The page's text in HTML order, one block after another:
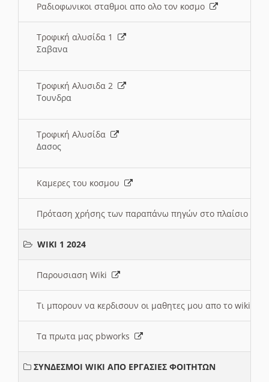
Ραδιοφωνικοι σταθμοι απο ολο τον κοσμο
Τροφική αλυσίδα 1
Σαβανα
Τροφική Αλυσιδα 2
Τουνδρα
Τροφική Αλυσίδα
Δασος
Καμερες του κοσμου
Πρόταση χρήσης των παραπάνω πηγών στο πλαίσιο
WIKI 1 2024
Παρουσιαση Wiki
Τι μπορουν να κερδισουν οι μαθητες μου απο το wiki
Τα πρωτα μας pbworks
ΣΥΝΔΕΣΜΟΙ WIKI ΑΠΟ ΕΡΓΑΣΙΕΣ ΦΟΙΤΗΤΩΝ